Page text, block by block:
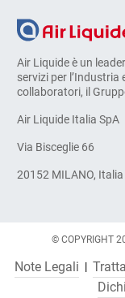
Air Liquide è un
servizi per l’Industria
collaboratori, il
Air Liquide Italia SpA
Via Bisceglie 66
20152 MILANO, Italia
© COPYRIGHT
Note Legali